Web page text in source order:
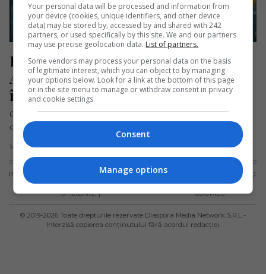
Româncă, șoferiță de autobuz în
Anglia, desemnată „Omul anului”
într-un oraș
O șoferiță de autobuz originară din București a fost onorată
cu titlul de „Omul anului” în Hertford, un orășel situat…
Scris de Daniela Stoica- luni, 4 decembrie 2023
PUBLICITATE
CONDIȚII DE
UTILIZARE
POLITICA DE
CONFIDENȚIALITATE
POLITICA PRIVIND
FISIERELE
COOKIES
© 2019-2026 Toate drepturile rezervate Diaspora Media Network S.R.L -
Interzisă copierea conținutului fără acordul redacției.
Your personal data will be processed and information from
your device (cookies, unique identifiers, and other device
data) may be stored by, accessed by and shared with 242
partners, or used specifically by this site. We and our partners
may use precise geolocation data. List of partners.
Some vendors may process your personal data on the basis
of legitimate interest, which you can object to by managing
your options below. Look for a link at the bottom of this page
or in the site menu to manage or withdraw consent in privacy
and cookie settings.
Consent
Manage options